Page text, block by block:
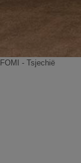
FOMI - Tsjechië